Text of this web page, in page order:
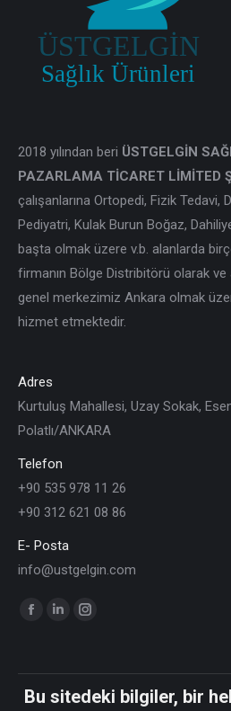
2018 yılından beri ÜSTGELGİN
PAZARLAMA TİCARET LİMİTED
çalışanlarına Ortopedi, Fizik Tedavi,
Pediyatri, Kulak Burun Boğaz,
başta olmak üzere v.b. alanlarda
firmanın Bölge Distribitörü olarak ve
genel merkezimiz Ankara olmak
hizmet etmektedir.
Adres
Kurtuluş Mahallesi, Uzay Sokak,
Polatlı/ANKARA
Telefon
+90 535 978 11 26
+90 312 621 08 86
E- Posta
info@ustgelgin.com
Find us on:
Bu sitedeki bilgiler, bir